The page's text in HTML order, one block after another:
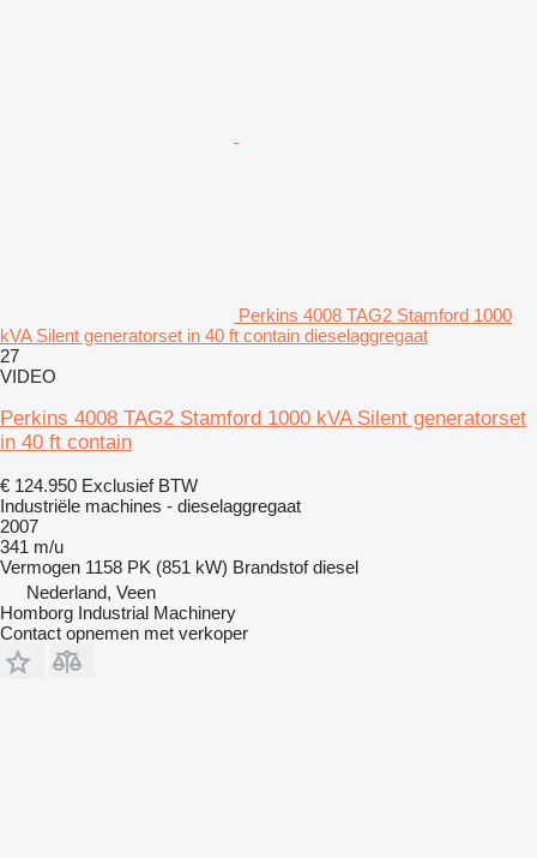
Perkins 4008 TAG2 Stamford 1000
kVA Silent generatorset in 40 ft contain dieselaggregaat
27
VIDEO
Perkins 4008 TAG2 Stamford 1000 kVA Silent generatorset
in 40 ft contain
€ 124.950 Exclusief BTW
Industriële machines - dieselaggregaat
2007
341 m/u
Vermogen 1158 PK (851 kW) Brandstof diesel
Nederland, Veen
Homborg Industrial Machinery
Contact opnemen met verkoper